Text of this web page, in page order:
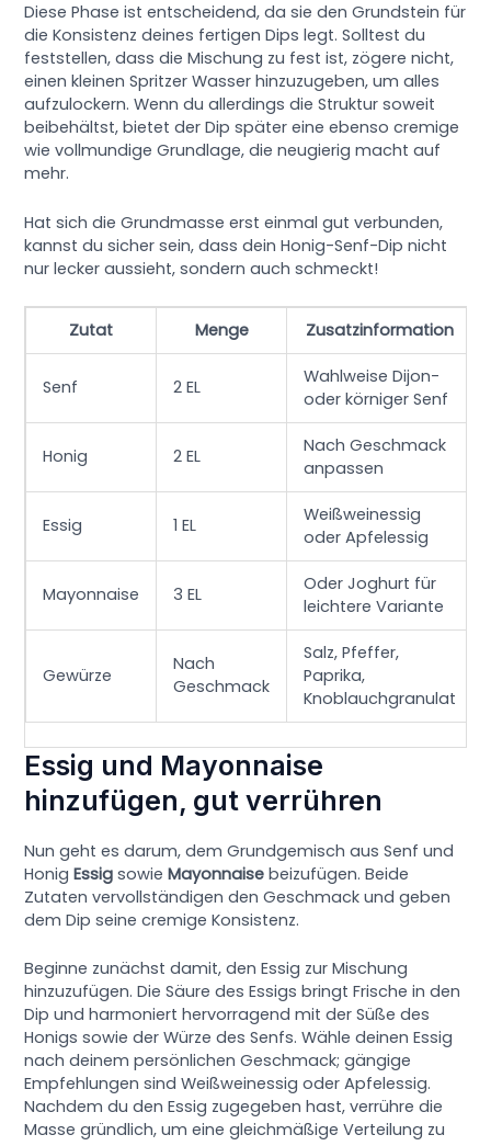
Diese Phase ist entscheidend, da sie den Grundstein für
die Konsistenz deines fertigen Dips legt. Solltest du
feststellen, dass die Mischung zu fest ist, zögere nicht,
einen kleinen Spritzer Wasser hinzuzugeben, um alles
aufzulockern. Wenn du allerdings die Struktur soweit
beibehältst, bietet der Dip später eine ebenso cremige
wie vollmundige Grundlage, die neugierig macht auf
mehr.
Hat sich die Grundmasse erst einmal gut verbunden,
kannst du sicher sein, dass dein Honig-Senf-Dip nicht
nur lecker aussieht, sondern auch schmeckt!
Zutat Menge Zusatzinformation
Senf 2 EL
Wahlweise Dijon-
oder körniger Senf
Honig 2 EL
Nach Geschmack
anpassen
Essig 1 EL
Weißweinessig
oder Apfelessig
Mayonnaise 3 EL
Oder Joghurt für
leichtere Variante
Gewürze
Nach
Geschmack
Salz, Pfeffer,
Paprika,
Knoblauchgranulat
Essig und Mayonnaise
hinzufügen, gut verrühren
Nun geht es darum, dem Grundgemisch aus Senf und
HonigEssig sowieMayonnaise beizufügen. Beide
Zutaten vervollständigen den Geschmack und geben
dem Dip seine cremige Konsistenz.
Beginne zunächst damit, den Essig zur Mischung
hinzuzufügen. Die Säure des Essigs bringt Frische in den
Dip und harmoniert hervorragend mit der Süße des
Honigs sowie der Würze des Senfs. Wähle deinen Essig
nach deinem persönlichen Geschmack; gängige
Empfehlungen sind Weißweinessig oder Apfelessig.
Nachdem du den Essig zugegeben hast, verrühre die
Masse gründlich, um eine gleichmäßige Verteilung zu